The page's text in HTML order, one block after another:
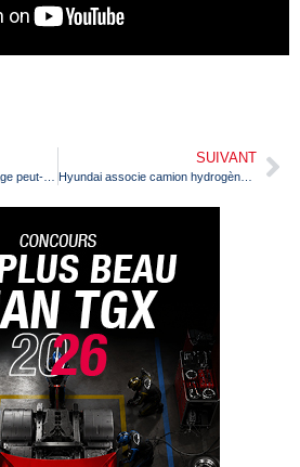
SUIVANT
Hyundai associe camion hydrogène et conduite autonome